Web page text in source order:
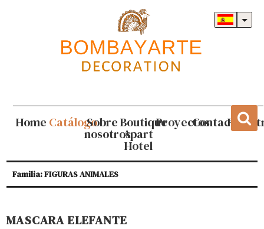
Home CatálogoSobre
nosotros
Boutique
Apart
Hotel
ProyectosContacto
Familia: FIGURAS ANIMALES
MASCARA ELEFANTE